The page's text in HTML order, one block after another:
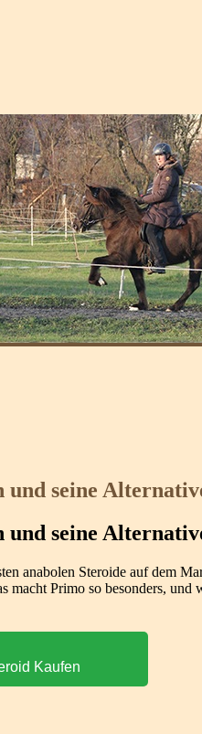
seine
seine
anabolen Steroide auf dem
Primo so besonders,
Kaufen